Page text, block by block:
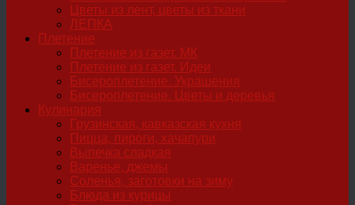
Цветы из лент, цветы из ткани
ЛЕПКА
Плетение
Плетение из газет. МК
Плетение из газет. Идеи
Бисероплетение. Украшения
Бисероплетение. Цветы и деревья
Кулинария
Грузинская, кавказская кухня
Пицца, пироги, хачапури
Выпечка сладкая
Варенье, джемы
Соленья, заготовки на зиму
Блюда из курицы